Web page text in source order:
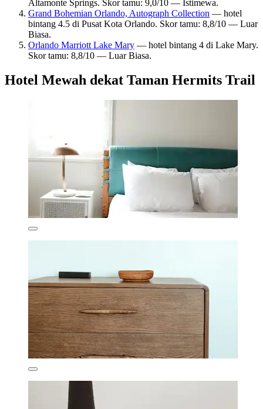
Altamonte Springs. Skor tamu: 9,0/10 — Istimewa.
Grand Bohemian Orlando, Autograph Collection — hotel
bintang 4.5 di Pusat Kota Orlando. Skor tamu: 8,8/10 — Luar
Biasa.
Orlando Marriott Lake Mary — hotel bintang 4 di Lake Mary.
Skor tamu: 8,8/10 — Luar Biasa.
Hotel Mewah dekat Taman Hermits Trail